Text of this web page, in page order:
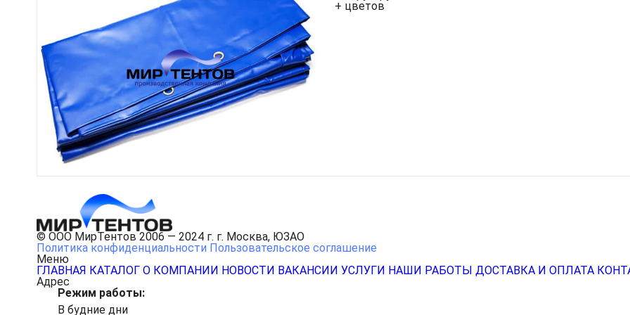
+ цветов
© ООО МирТентов 2006 — 2024 г. г. Москва, ЮЗАО
Политика конфиденциальности Пользовательское соглашение
Меню
ГЛАВНАЯ КАТАЛОГ О КОМПАНИИ НОВОСТИ ВАКАНСИИ УСЛУГИ НАШИ РАБОТЫ ДОСТАВКА И ОПЛАТА
Адрес
Режим работы:
В будние дни